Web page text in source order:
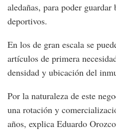
aledañas, para poder
deportivos.
En los de gran escala se
artículos de primera
densidad y ubicación del
Por la naturaleza de este
una rotación y
años, explica Eduardo